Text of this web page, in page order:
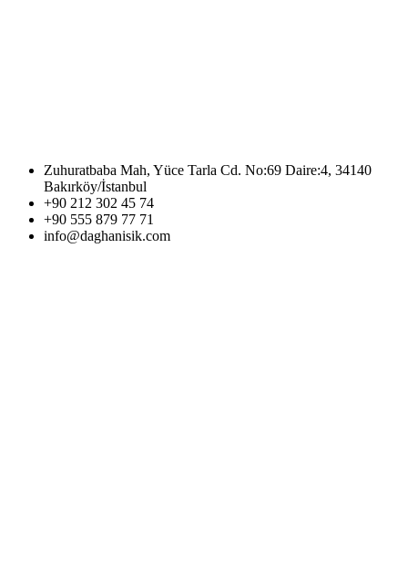
Zuhuratbaba Mah, Yüce Tarla Cd. No:69 Daire:4, 34140
Bakırköy/İstanbul
+90 212 302 45 74
+90 555 879 77 71
info@daghanisik.com